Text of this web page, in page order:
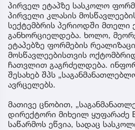
პირველ ეტაპზე სასკოლო
პირველი კლასის
სექტემბრის პერიოდში მთელი
განხორციელდება. ხოლო,
ეტაპებზე ფორმების
მოსწავლეებისთვის
ჩათვლით გაგრძელდება.
შესახებ შპს
ავრცელებს.
მათივე ცნობით,
დირექტორი მიხეილ ყუფარაძე
საწარმოს ეწვია, სადაც